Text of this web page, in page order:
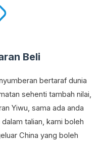
Beli
bertaraf dunia
sehenti tambah nilai,
Yiwu, sama ada anda
talian, kami boleh
China yang boleh